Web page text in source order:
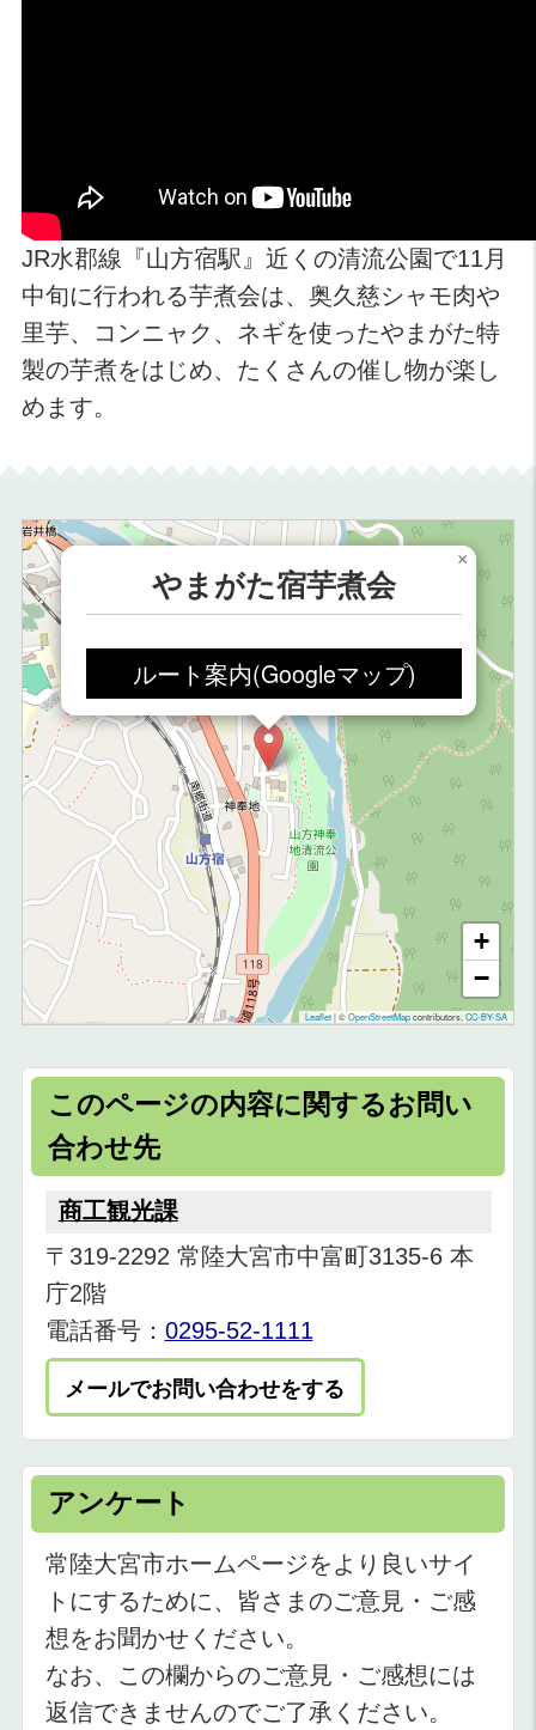
JR水郡線『山方宿駅』近くの清流公園で11月
中旬に行われる芋煮会は、奥久慈シャモ肉や
里芋、コンニャク、ネギを使ったやまがた特
製の芋煮をはじめ、たくさんの催し物が楽し
めます。
やまがた宿芋煮会
ルート案内(Googleマップ)
×
+
−
Leaflet |©OpenStreetMapcontributors,CC-BY-SA
このページの内容に関するお問い
合わせ先
商工観光課
〒319-2292 常陸大宮市中富町3135-6 本
庁2階
電話番号： 0295-52-1111
メールでお問い合わせをする
アンケート
常陸大宮市ホームページをより良いサイ
トにするために、皆さまのご意見・ご感
想をお聞かせください。
なお、この欄からのご意見・ご感想には
返信できませんのでご了承ください。